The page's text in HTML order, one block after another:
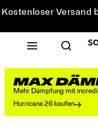
Kostenloser Versand
Kostenfreie
Sichere dir 10 %
MAX
Mehr Dämpfung mit
Hurricane 26 kaufen